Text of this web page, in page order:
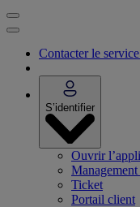
Contacter le
S’identifier
Ouvrir
Ticket
Portail client